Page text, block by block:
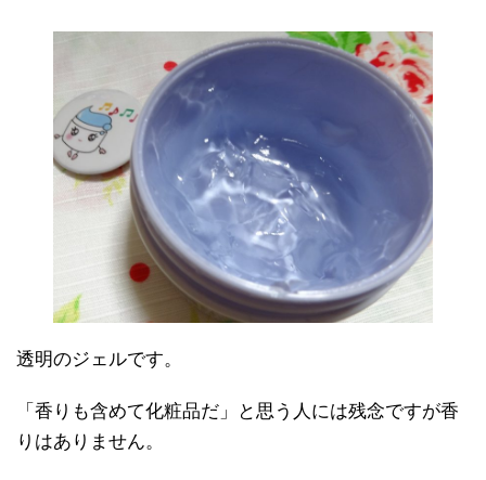
透明のジェルです。
「香りも含めて化粧品だ」と思う人には残念ですが香
りはありません。